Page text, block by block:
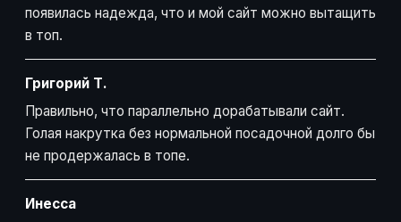
появилась надежда, что и мой сайт можно вытащить
в топ.
Григорий Т.
Правильно, что параллельно дорабатывали сайт.
Голая накрутка без нормальной посадочной долго бы
не продержалась в топе.
Инесса